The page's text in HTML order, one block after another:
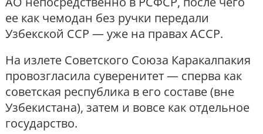
ее как чемодан без ручки передали
Узбекской ССР — уже на правах АССР.
На излете Советского Союза Каракалпакия
провозгласила суверенитет — сперва как
советская республика в его составе (вне
Узбекистана), затем и вовсе как отдельное
государство.